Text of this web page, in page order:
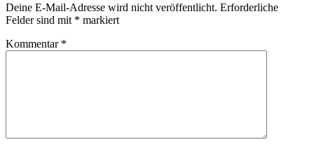
Deine E-Mail-Adresse wird nicht veröffentlicht. Erforderliche
Felder sind mit * markiert
Kommentar *